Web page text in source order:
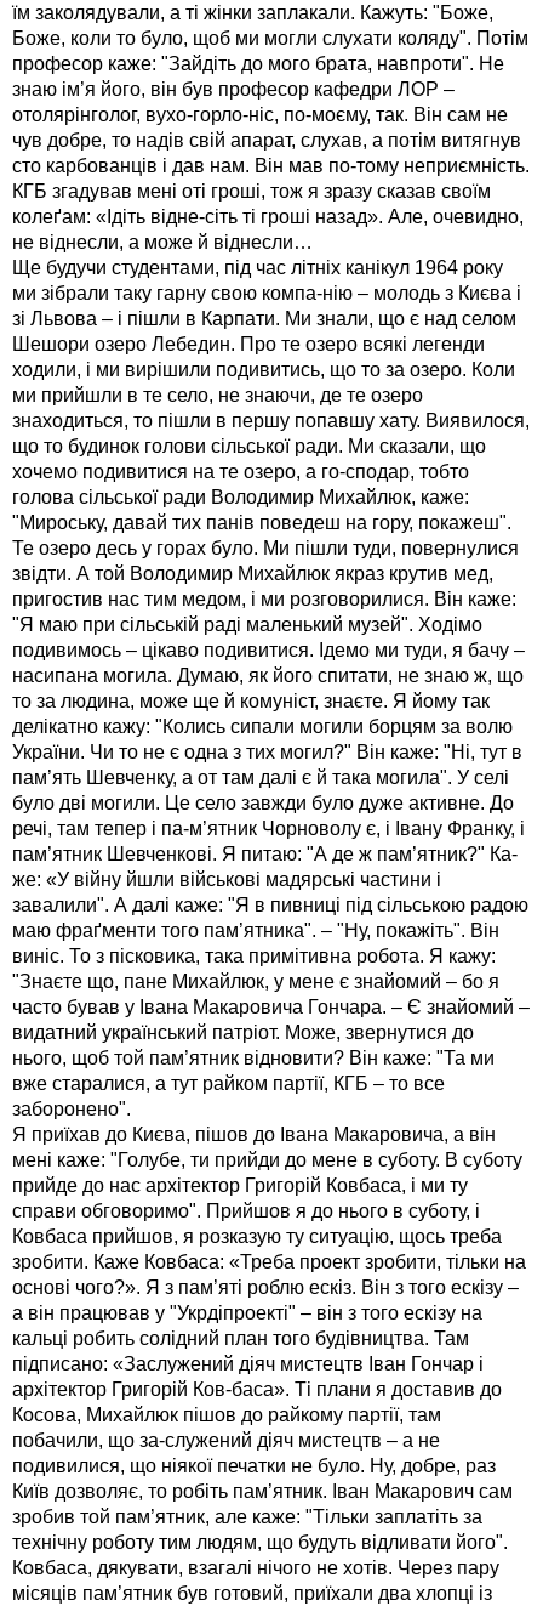
їм заколядували, а ті жінки заплакали. Кажуть: "Боже,
Боже, коли то було, щоб ми могли слухати коляду". Потім
професор каже: "Зайдіть до мого брата, навпроти". Не
знаю ім’я його, він був професор кафедри ЛОР –
отолярінголог, вухо-горло-ніс, по-моєму, так. Він сам не
чув добре, то надів свій апарат, слухав, а потім витягнув
сто карбованців і дав нам. Він мав по-тому неприємність.
КГБ згадував мені оті гроші, тож я зразу сказав своїм
колеґам: «Ідіть відне-сіть ті гроші назад». Але, очевидно,
не віднесли, а може й віднесли…
Ще будучи студентами, під час літніх канікул 1964 року
ми зібрали таку гарну свою компа-нію – молодь з Києва і
зі Львова – і пішли в Карпати. Ми знали, що є над селом
Шешори озеро Лебедин. Про те озеро всякі легенди
ходили, і ми вирішили подивитись, що то за озеро. Коли
ми прийшли в те село, не знаючи, де те озеро
знаходиться, то пішли в першу попавшу хату. Виявилося,
що то будинок голови сільської ради. Ми сказали, що
хочемо подивитися на те озеро, а го-сподар, тобто
голова сільської ради Володимир Михайлюк, каже:
"Мироську, давай тих панів поведеш на гору, покажеш".
Те озеро десь у горах було. Ми пішли туди, повернулися
звідти. А той Володимир Михайлюк якраз крутив мед,
пригостив нас тим медом, і ми розговорилися. Він каже:
"Я маю при сільській раді маленький музей". Ходімо
подивимось – цікаво подивитися. Ідемо ми туди, я бачу –
насипана могила. Думаю, як його спитати, не знаю ж, що
то за людина, може ще й комуніст, знаєте. Я йому так
делікатно кажу: "Колись сипали могили борцям за волю
України. Чи то не є одна з тих могил?" Він каже: "Ні, тут в
пам’ять Шевченку, а от там далі є й така могила". У селі
було дві могили. Це село завжди було дуже активне. До
речі, там тепер і па-м’ятник Чорноволу є, і Івану Франку, і
пам’ятник Шевченкові. Я питаю: "А де ж пам’ятник?" Ка-
же: «У війну йшли військові мадярські частини і
завалили". А далі каже: "Я в пивниці під сільською радою
маю фраґменти того пам’ятника". – "Ну, покажіть". Він
виніс. То з пісковика, така примітивна робота. Я кажу:
"Знаєте що, пане Михайлюк, у мене є знайомий – бо я
часто бував у Івана Макаровича Гончара. – Є знайомий –
видатний український патріот. Може, звернутися до
нього, щоб той пам’ятник відновити? Він каже: "Та ми
вже старалися, а тут райком партії, КГБ – то все
заборонено".
Я приїхав до Києва, пішов до Івана Макаровича, а він
мені каже: "Голубе, ти прийди до мене в суботу. В суботу
прийде до нас архітектор Григорій Ковбаса, і ми ту
справи обговоримо". Прийшов я до нього в суботу, і
Ковбаса прийшов, я розказую ту ситуацію, щось треба
зробити. Каже Ковбаса: «Треба проект зробити, тільки на
основі чого?». Я з пам’яті роблю ескіз. Він з того ескізу –
а він працював у "Укрдіпроекті" – він з того ескізу на
кальці робить солідний план того будівництва. Там
підписано: «Заслужений діяч мистецтв Іван Гончар і
архітектор Григорій Ков-баса». Ті плани я доставив до
Косова, Михайлюк пішов до райкому партії, там
побачили, що за-служений діяч мистецтв – а не
подивилися, що ніякої печатки не було. Ну, добре, раз
Київ дозволяє, то робіть пам’ятник. Іван Макарович сам
зробив той пам’ятник, але каже: "Тільки заплатіть за
технічну роботу тим людям, що будуть відливати його".
Ковбаса, дякувати, взагалі нічого не хотів. Через пару
місяців пам’ятник був готовий, приїхали два хлопці із